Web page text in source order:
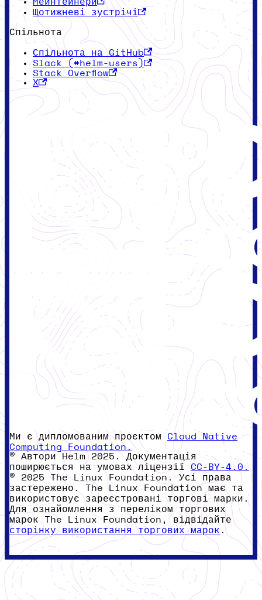
Щотижневі зустрічі
Спільнота
Спільнота на GitHub
Slack (#helm-users)
Stack Overflow
X
Ми є дипломованим проєктом Cloud Native
Computing Foundation.
© Автори Helm 2025. Документація
поширюється на умовах ліцензії CC-BY-4.0.
© 2025 The Linux Foundation. Усі права
застережено. The Linux Foundation має та
використовує зареєстровані торгові марки.
Для ознайомлення з переліком торгових
марок The Linux Foundation, відвідайте
сторінку використання торгових марок .